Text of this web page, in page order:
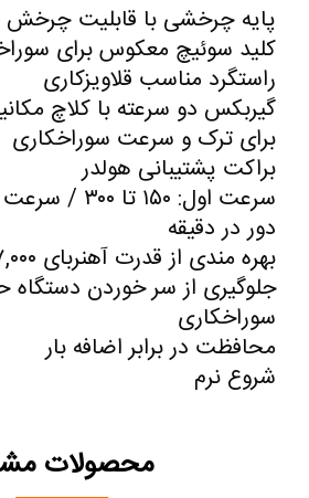
پایه چرخشی با قابلیت
کلید سوئیچ معکوس برای
راستگرد مناسب قلاویزکاری
گیربکس دو سرعته با کلاچ
برای ترک و سرعت سوراخکاری
براکت پشتیبانی هولدر
دور در دقیقه
جلوگیری از سر خوردن دستگاه
سوراخکاری
محافظت در برابر اضافه بار
شروع نرم
محصولات